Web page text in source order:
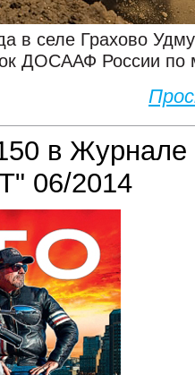
в селе Грахово
ДОСААФ России по
в Журнале
06/2014